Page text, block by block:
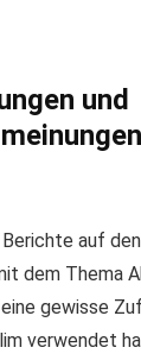
und
auf
dem Thema
gewisse
verwendet